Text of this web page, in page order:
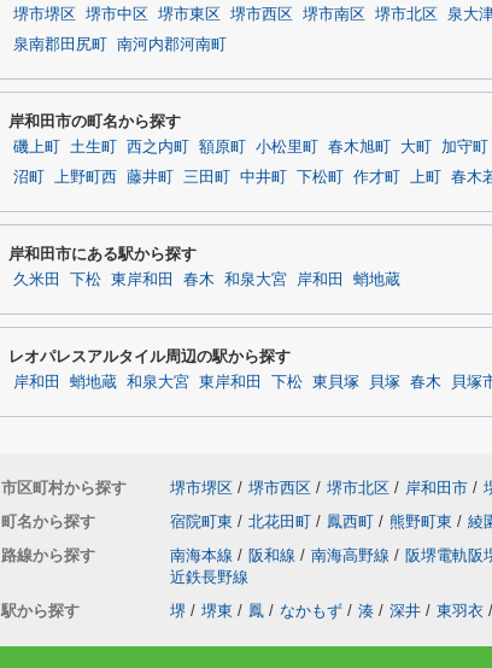
堺市堺区 堺市中区 堺市東区 堺市西区 堺市南区 堺市北区 泉大
泉南郡田尻町
南河内郡河南町
岸和田市の町名から探す
磯上町 土生町 西之内町 額原町 小松里町 春木旭町 大町 加守町
沼町
上野町西 藤井町 三田町 中井町 下松町 作才町 上町 春木
岸和田市にある駅から探す
久米田 下松 東岸和田 春木 和泉大宮 岸和田 蛸地蔵
レオパレスアルタイル周辺の駅から探す
岸和田 蛸地蔵 和泉大宮 東岸和田 下松 東貝塚 貝塚 春木 貝塚
市区町村から探す 堺市堺区 / 堺市西区 / 堺市北区 / 岸和田市 /
町名から探す
宿院町東 / 北花田町 / 鳳西町 / 熊野町東 / 綾
路線から探す
南海本線 / 阪和線 / 南海高野線 / 阪堺電軌阪
近鉄長野線
駅から探す
堺 / 堺東 / 鳳 / なかもず / 湊 / 深井 / 東羽衣 /